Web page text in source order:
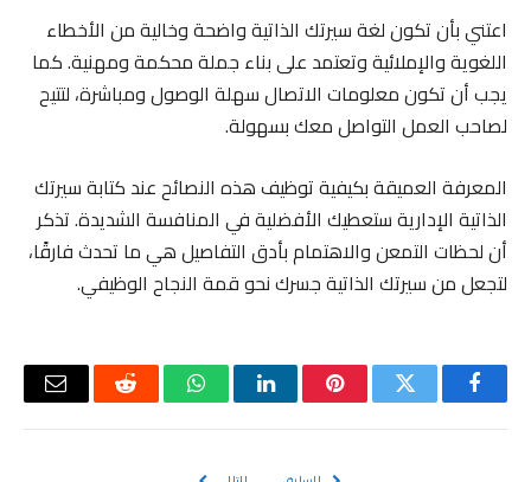
اعتني بأن تكون لغة سيرتك الذاتية واضحة وخالية من الأخطاء
اللغوية والإملائية وتعتمد على بناء جملة محكمة ومهنية. كما
يجب أن تكون معلومات الاتصال سهلة الوصول ومباشرة، لتتيح
لصاحب العمل التواصل معك بسهولة.
المعرفة العميقة بكيفية توظيف هذه النصائح عند كتابة سيرتك
الذاتية الإدارية ستعطيك الأفضلية في المنافسة الشديدة. تذكر
أن لحظات التمعن والاهتمام بأدق التفاصيل هي ما تحدث فارقًا،
لتجعل من سيرتك الذاتية جسرك نحو قمة النجاح الوظيفي.
فيسبوكتويتر بينتيريستلينكدإن واتسابرديت
البريد